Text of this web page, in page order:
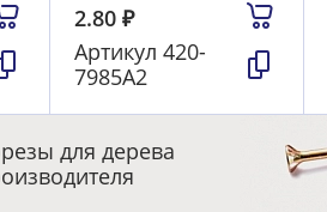
2.80₽
Артикул420-
7985А2
для дерева